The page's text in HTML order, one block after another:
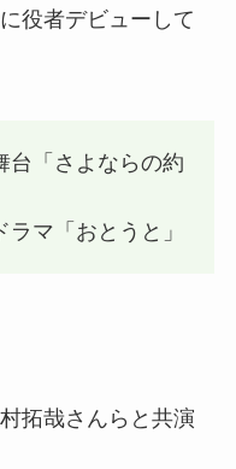
役者デビューして
台「さよならの約
マ「おとうと」
拓哉さんらと共演